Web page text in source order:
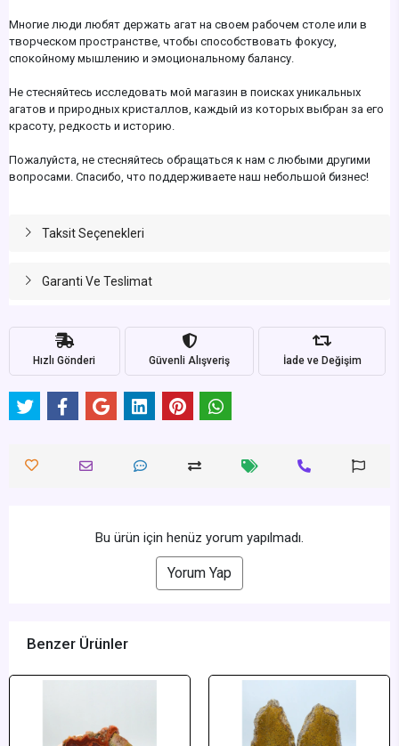
Многие люди любят держать агат на своем рабочем столе или в
творческом пространстве, чтобы способствовать фокусу,
спокойному мышлению и эмоциональному балансу.
Не стесняйтесь исследовать мой магазин в поисках уникальных
агатов и природных кристаллов, каждый из которых выбран за его
красоту, редкость и историю.
Пожалуйста, не стесняйтесь обращаться к нам с любыми другими
вопросами. Спасибо, что поддерживаете наш небольшой бизнес!
Taksit Seçenekleri
Garanti Ve Teslimat
Hızlı Gönderi Güvenli Alışveriş İade ve Değişim
Bu ürün için henüz yorum yapılmadı.
Yorum Yap
Benzer Ürünler